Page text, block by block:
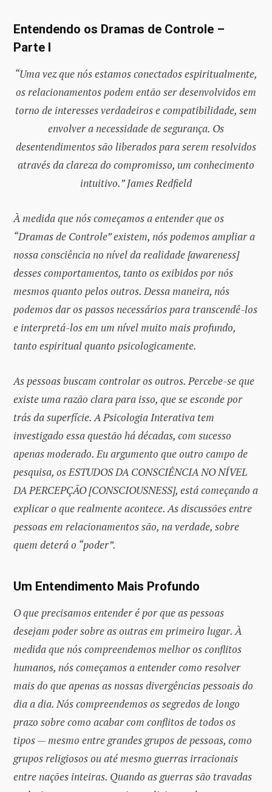
Entendendo os Dramas de Controle –
Parte I
“Uma vez que nós estamos conectados espiritualmente,
os relacionamentos podem então ser desenvolvidos em
torno de interesses verdadeiros e compatibilidade, sem
envolver a necessidade de segurança. Os
desentendimentos são liberados para serem resolvidos
através da clareza do compromisso, um conhecimento
intuitivo.” James Redfield
À medida que nós começamos a entender que os
“Dramas de Controle” existem, nós podemos ampliar a
nossa consciência no nível da realidade [awareness]
desses comportamentos, tanto os exibidos por nós
mesmos quanto pelos outros. Dessa maneira, nós
podemos dar os passos necessários para transcendê-los
e interpretá-los em um nível muito mais profundo,
tanto espiritual quanto psicologicamente.
As pessoas buscam controlar os outros. Percebe-se que
existe uma razão clara para isso, que se esconde por
trás da superfície. A Psicologia Interativa tem
investigado essa questão há décadas, com sucesso
apenas moderado. Eu argumento que outro campo de
pesquisa, os ESTUDOS DA CONSCIÊNCIA NO NÍVEL
DA PERCEPÇÃO [CONSCIOUSNESS], está começando a
explicar o que realmente acontece. As discussões entre
pessoas em relacionamentos são, na verdade, sobre
quem deterá o “poder”.
Um Entendimento Mais Profundo
O que precisamos entender é por que as pessoas
desejam poder sobre as outras em primeiro lugar. À
medida que nós compreendemos melhor os conflitos
humanos, nós começamos a entender como resolver
mais do que apenas as nossas divergências pessoais do
dia a dia. Nós compreendemos os segredos de longo
prazo sobre como acabar com conflitos de todos os
tipos — mesmo entre grandes grupos de pessoas, como
grupos religiosos ou até mesmo guerras irracionais
entre nações inteiras. Quando as guerras são travadas